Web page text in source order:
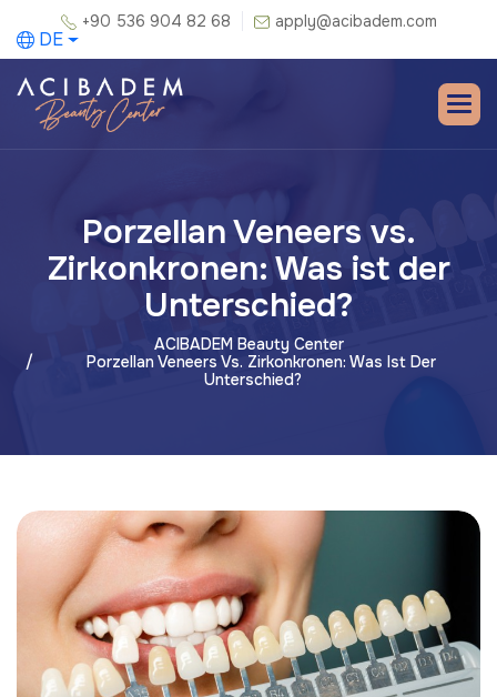
+90 536 904 82 68 apply@acibadem.com
DE
Porzellan Veneers vs.
Zirkonkronen: Was ist der
Unterschied?
ACIBADEM Beauty Center
Porzellan Veneers Vs. Zirkonkronen: Was Ist Der
Unterschied?